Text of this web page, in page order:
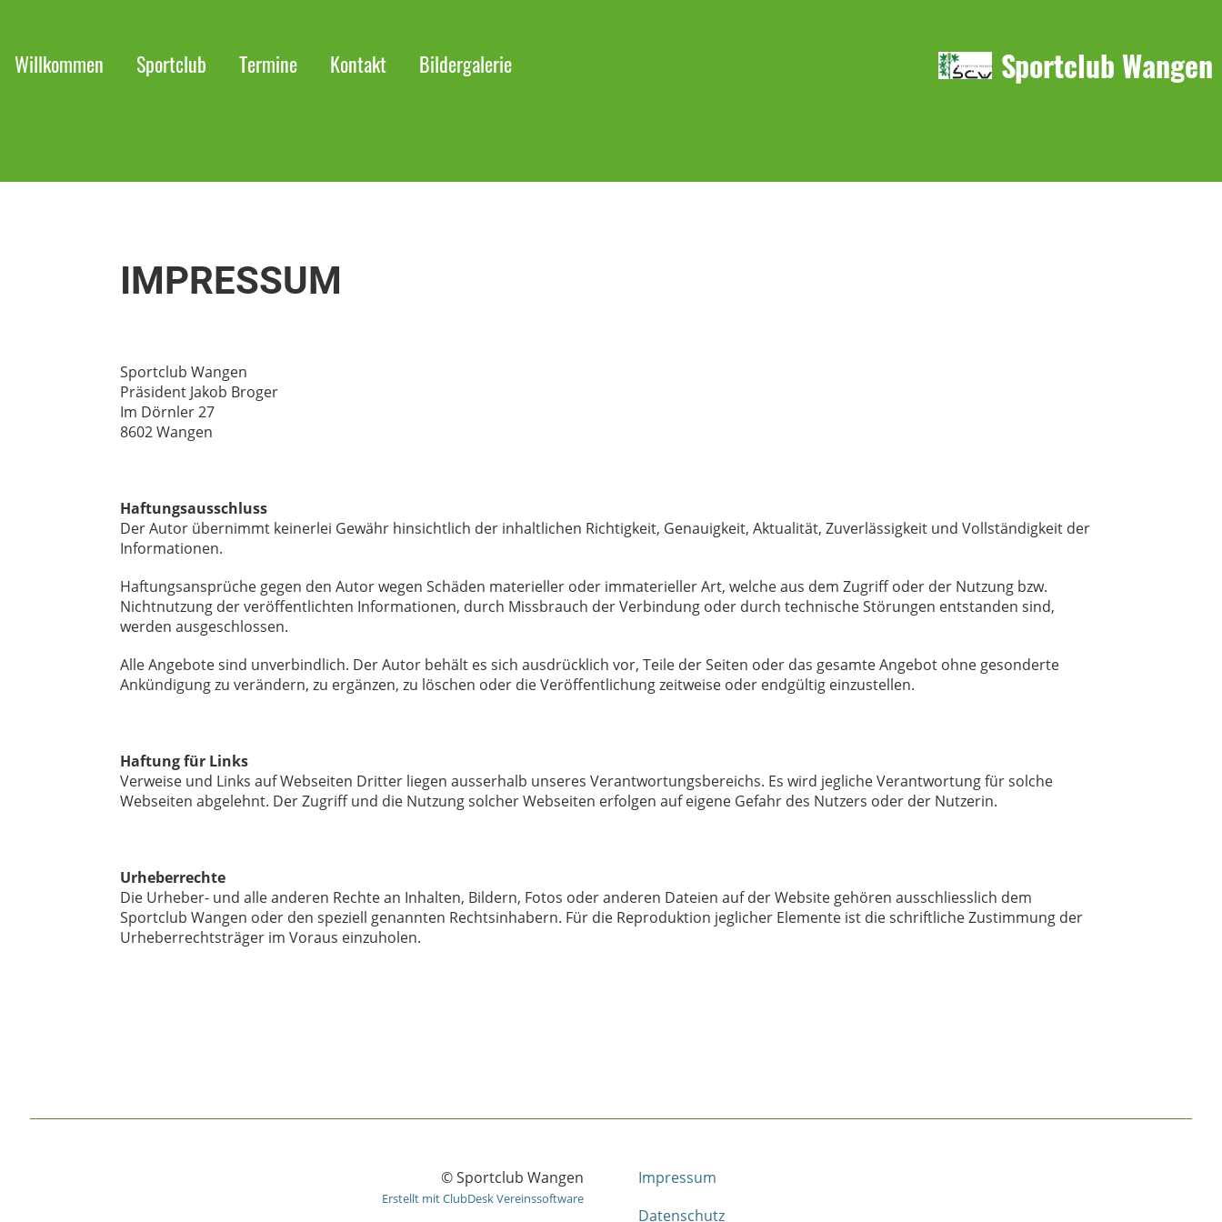
Willkommen Sportclub Termine Kontakt Bildergalerie Sportclub Wangen
IMPRESSUM
Sportclub Wangen
Präsident Jakob Broger
Im Dörnler 27
8602 Wangen
Haftungsausschluss
Der Autor übernimmt keinerlei Gewähr hinsichtlich der inhaltlichen Richtigkeit, Genauigkeit, Aktualität, Zuverlässigkeit und Vollständigkeit der
Informationen.
Haftungsansprüche gegen den Autor wegen Schäden materieller oder immaterieller Art, welche aus dem Zugriff oder der Nutzung bzw.
Nichtnutzung der veröffentlichten Informationen, durch Missbrauch der Verbindung oder durch technische Störungen entstanden sind,
werden ausgeschlossen.
Alle Angebote sind unverbindlich. Der Autor behält es sich ausdrücklich vor, Teile der Seiten oder das gesamte Angebot ohne gesonderte
Ankündigung zu verändern, zu ergänzen, zu löschen oder die Veröffentlichung zeitweise oder endgültig einzustellen.
Haftung für Links
Verweise und Links auf Webseiten Dritter liegen ausserhalb unseres Verantwortungsbereichs. Es wird jegliche Verantwortung für solche
Webseiten abgelehnt. Der Zugriff und die Nutzung solcher Webseiten erfolgen auf eigene Gefahr des Nutzers oder der Nutzerin.
Urheberrechte
Die Urheber- und alle anderen Rechte an Inhalten, Bildern, Fotos oder anderen Dateien auf der Website gehören ausschliesslich dem
Sportclub Wangen oder den speziell genannten Rechtsinhabern. Für die Reproduktion jeglicher Elemente ist die schriftliche Zustimmung der
Urheberrechtsträger im Voraus einzuholen.
© Sportclub Wangen
Erstellt mit ClubDesk Vereinssoftware
Impressum
Datenschutz